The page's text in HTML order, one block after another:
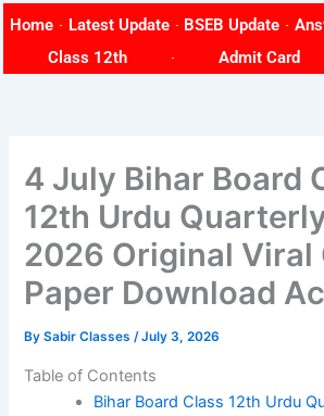
content
Home Latest Update BSEB Update
Class 12th
Admit Card
4 July Bihar Board
12th Urdu
2026 Original Viral
Paper Download
BySabir Classes/July 3, 2026
Table of Contents
Bihar Board Class 12th Urdu